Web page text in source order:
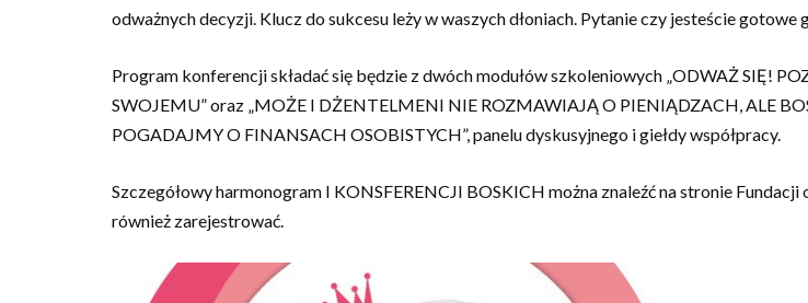
odważnych decyzji. Klucz do sukcesu leży w waszych dłoniach. Pytanie czy jesteście gotowe
Program konferencji składać się będzie z dwóch modułów szkoleniowych „ODWAŻ SIĘ!
SWOJEMU” oraz „MOŻE I DŻENTELMENI NIE ROZMAWIAJĄ O PIENIĄDZACH, ALE
POGADAJMY O FINANSACH OSOBISTYCH”, panelu dyskusyjnego i giełdy współpracy.
Szczegółowy harmonogram I KONSFERENCJI BOSKICH można znaleźć na stronie
również zarejestrować.